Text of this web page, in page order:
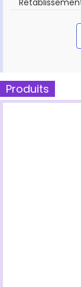
Produits